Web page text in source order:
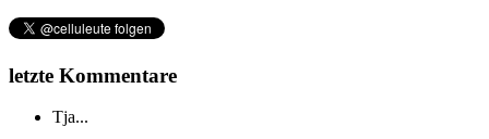
letzte Kommentare
Tja...